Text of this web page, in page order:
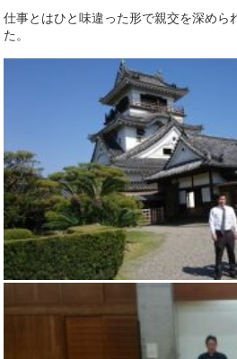
仕事とはひと味違った形で親交を深めら
た。